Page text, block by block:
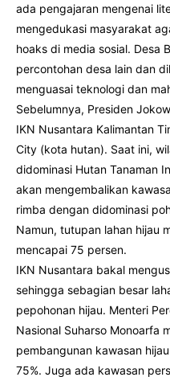
ada pengajaran mengenai
mengedukasi masyarakat
hoaks di media sosial. Desa
percontohan desa lain dan
menguasai teknologi dan
Sebelumnya, Presiden
IKN Nusantara Kalimantan
City (kota hutan). Saat ini,
didominasi Hutan Tanaman
akan mengembalikan
rimba dengan didominasi
Namun, tutupan lahan hijau
mencapai 75 persen.
IKN Nusantara bakal
sehingga sebagian besar
pepohonan hijau. Menteri
Nasional Suharso Monoarfa
pembangunan kawasan
75%. Juga ada kawasan